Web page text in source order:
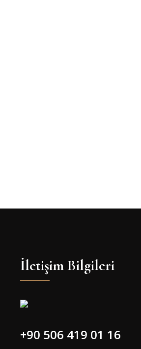
İletişim Bilgileri
+90 506 419 01 16